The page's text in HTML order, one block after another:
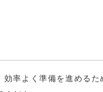
率よく準備を進める